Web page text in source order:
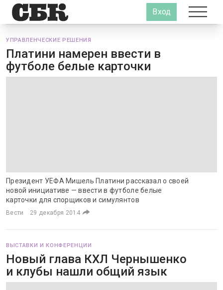
Вход
УПРАВЛЕНЧЕСКИЕ РЕШЕНИЯ
Платини намерен ввести в
футболе белые карточки
Президент УЕФА Мишель Платини рассказал о своей
новой инициативе — ввести в футболе белые
карточки для спорщиков и симулянтов
Вести 29 декабря 2014
ВЫСТАВКИ И КОНФЕРЕНЦИИ
Новый глава КХЛ Чернышенко
и клубы нашли общий язык